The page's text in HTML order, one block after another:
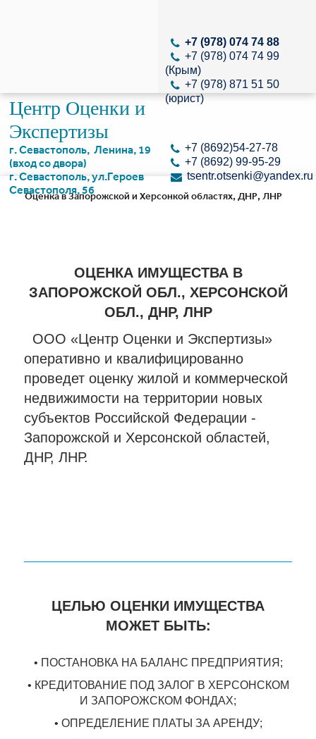
Центр Оценки и
Экспертизы
г. Севастополь, Ленина, 19
(вход со двора)
г. Севастополь, ул.Героев
Севастополя, 56
+7 (978) 074 74 88
+7 (978) 074 74 99
(Крым)
+7 (978) 871 51 50
(юрист)
+7 (8692)54-27-78
+7 (8692) 99-95-29
tsentr.otsenki@yandex.ru
Оценка в Запорожской и Херсонкой областях, ДНР, ЛНР
ОЦЕНКА ИМУЩЕСТВА В
ЗАПОРОЖСКОЙ ОБЛ., ХЕРСОНСКОЙ
ОБЛ., ДНР, ЛНР
ООО «Центр Оценки и Экспертизы»
оперативно и квалифицированно
проведет оценку жилой и коммерческой
недвижимости на территории новых
субъектов Российской Федерации -
Запорожской и Херсонской областей,
ДНР, ЛНР.
ЦЕЛЬЮ ОЦЕНКИ ИМУЩЕСТВА
МОЖЕТ БЫТЬ:
• ПОСТАНОВКА НА БАЛАНС ПРЕДПРИЯТИЯ;
• КРЕДИТОВАНИЕ ПОД ЗАЛОГ В ХЕРСОНСКОМ
И ЗАПОРОЖСКОМ ФОНДАХ;
• ОПРЕДЕЛЕНИЕ ПЛАТЫ ЗА АРЕНДУ;